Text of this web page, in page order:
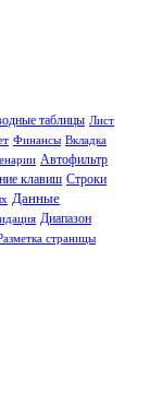
таблицы Лист
Финансы Вкладка
Автофильтр
клавиш Строки
Данные
Диапазон
страницы